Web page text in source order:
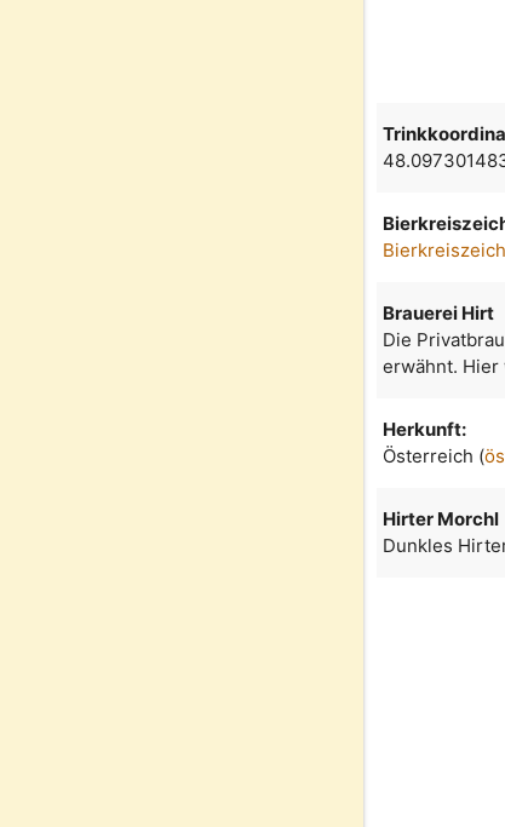
Brauerei Hirt
Die
erwähnt.
Herkunft:
Österreich (
Hirter Morchl
Dunkles